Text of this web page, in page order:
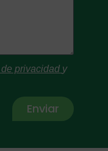
privacidad y
Enviar